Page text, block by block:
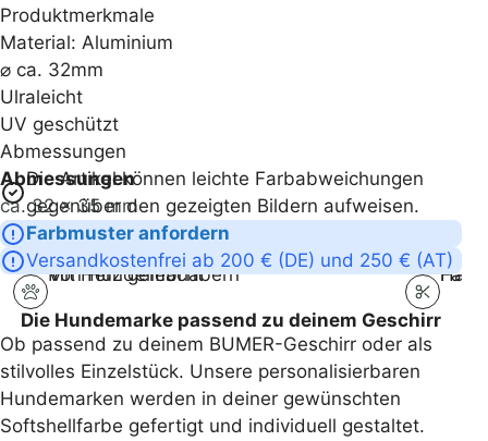
Configure
button
to
enter
the
product
configurator
(next
element)
Produktmerkmale
Material: Aluminium
⌀ ca. 32mm
Ulraleicht
UV geschützt
Abmessungen
Abmessungen
ca. 32 x 35 mm
Die Artikel können leichte Farbabweichungen
gegenüber den gezeigten Bildern aufweisen.
Farbmuster anfordern
Versandkostenfrei ab 200 € (DE) und 250 € (AT)
Von Hundeliebhabern
Mit Herz gemacht Fair
Die Hundemarke passend zu deinem Geschirr
Ob passend zu deinem BUMER-Geschirr oder als
stilvolles Einzelstück. Unsere personalisierbaren
Hundemarken werden in deiner gewünschten
Softshellfarbe gefertigt und individuell gestaltet.